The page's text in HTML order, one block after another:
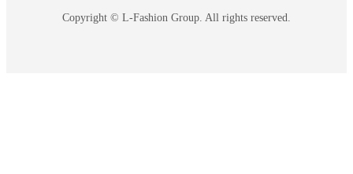
Copyright © L-Fashion Group. All rights reserved.